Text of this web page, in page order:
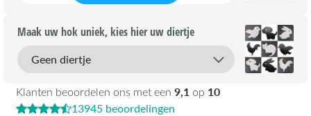
Klanten beoordelen ons met een 9,1 op 10
13945 beoordelingen
Maak uw hok uniek, kies hier uw diertje